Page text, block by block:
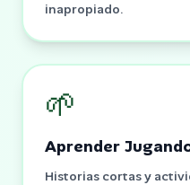
inapropiado.
🌱
Aprender
Historias cortas y